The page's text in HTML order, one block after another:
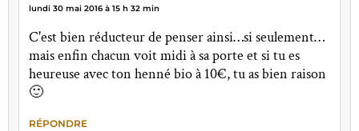
lundi 30 mai 2016 à 15 h 32 min
C'est bien réducteur de penser ainsi…si seulement…
mais enfin chacun voit midi à sa porte et si tu es
heureuse avec ton henné bio à 10€, tu as bien raison
🙂
RÉPONDRE